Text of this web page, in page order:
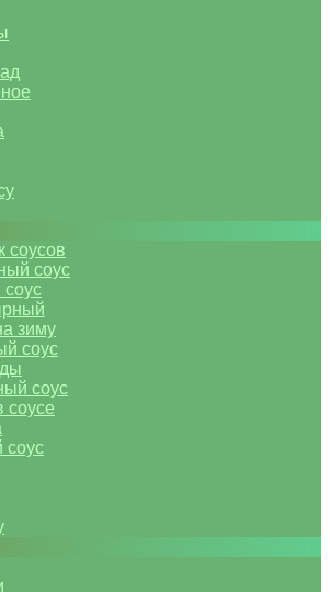
соусов
соус
зиму
соус
соус
соусе
соус